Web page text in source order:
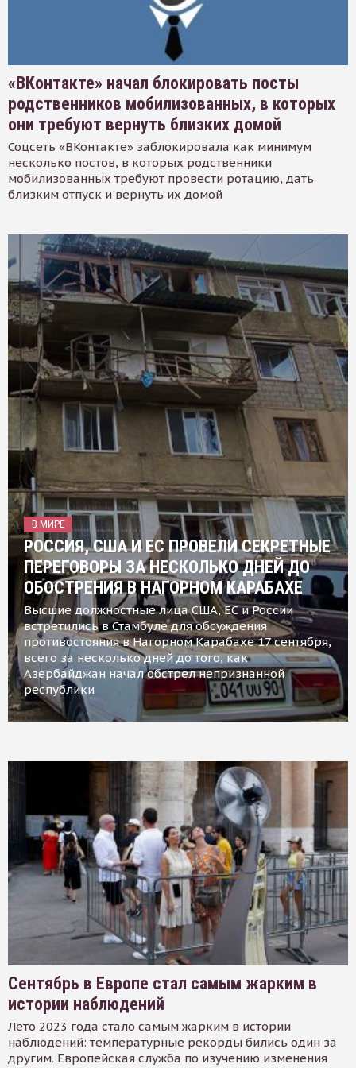
«ВКонтакте» начал блокировать посты
родственников мобилизованных, в которых
они требуют вернуть близких домой
Соцсеть «ВКонтакте» заблокировала как минимум
несколько постов, в которых родственники
мобилизованных требуют провести ротацию, дать
близким отпуск и вернуть их домой
В МИРЕ
РОССИЯ, США И ЕС ПРОВЕЛИ СЕКРЕТНЫЕ
ПЕРЕГОВОРЫ ЗА НЕСКОЛЬКО ДНЕЙ ДО
ОБОСТРЕНИЯ В НАГОРНОМ КАРАБАХЕ
Высшие должностные лица США, ЕС и России
встретились в Стамбуле для обсуждения
противостояния в Нагорном Карабахе 17 сентября,
всего за несколько дней до того, как
Азербайджан начал обстрел непризнанной
республики
Сентябрь в Европе стал самым жарким в
истории наблюдений
Лето 2023 года стало самым жарким в истории
наблюдений: температурные рекорды бились один за
другим. Европейская служба по изучению изменения